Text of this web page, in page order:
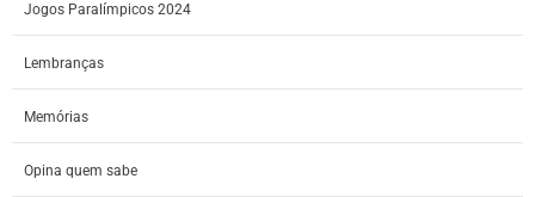
Jogos Paralímpicos 2024
Lembranças
Memórias
Opina quem sabe